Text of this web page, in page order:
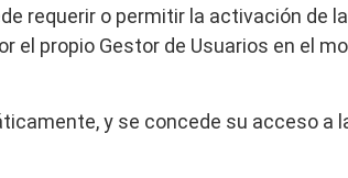
requerir o permitir la activación de
el propio Gestor de Usuarios en el
y se concede su acceso